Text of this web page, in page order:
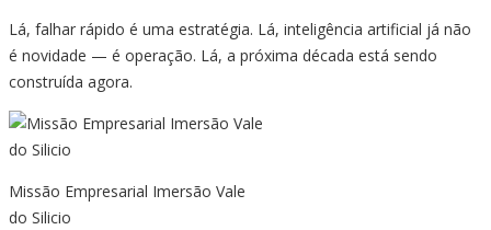
Lá, falhar rápido é uma estratégia. Lá, inteligência artificial já não
é novidade — é operação. Lá, a próxima década está sendo
construída agora.
Missão Empresarial Imersão Vale
do Silicio